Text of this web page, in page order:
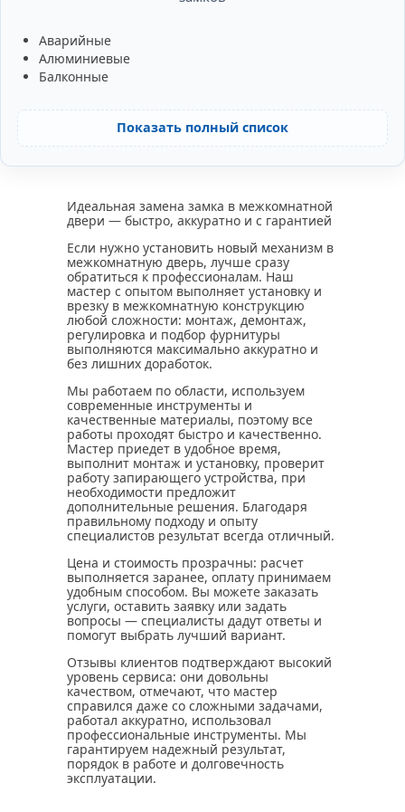
Аварийные
Алюминиевые
Балконные
Показать полный список
Идеальная замена замка в межкомнатной
двери — быстро, аккуратно и с гарантией
Если нужно установить новый механизм в
межкомнатную дверь, лучше сразу
обратиться к профессионалам. Наш
мастер с опытом выполняет установку и
врезку в межкомнатную конструкцию
любой сложности: монтаж, демонтаж,
регулировка и подбор фурнитуры
выполняются максимально аккуратно и
без лишних доработок.
Мы работаем по области, используем
современные инструменты и
качественные материалы, поэтому все
работы проходят быстро и качественно.
Мастер приедет в удобное время,
выполнит монтаж и установку, проверит
работу запирающего устройства, при
необходимости предложит
дополнительные решения. Благодаря
правильному подходу и опыту
специалистов результат всегда отличный.
Цена и стоимость прозрачны: расчет
выполняется заранее, оплату принимаем
удобным способом. Вы можете заказать
услуги, оставить заявку или задать
вопросы — специалисты дадут ответы и
помогут выбрать лучший вариант.
Отзывы клиентов подтверждают высокий
уровень сервиса: они довольны
качеством, отмечают, что мастер
справился даже со сложными задачами,
работал аккуратно, использовал
профессиональные инструменты. Мы
гарантируем надежный результат,
порядок в работе и долговечность
эксплуатации.